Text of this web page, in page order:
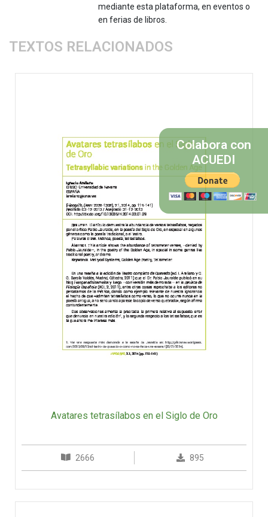
mediante esta plataforma, en eventos o
en ferias de libros.
TEXTOS RELACIONADOS
Avatares tetrasílabos en el Siglo de Oro
2666 895
Colabora con
ACUEDI